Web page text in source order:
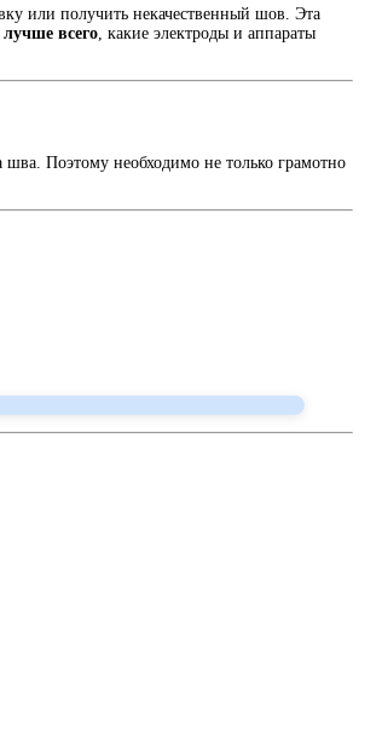
или получить некачественный шов. Эта
всего , какие электроды и аппараты
Поэтому необходимо не только грамотно